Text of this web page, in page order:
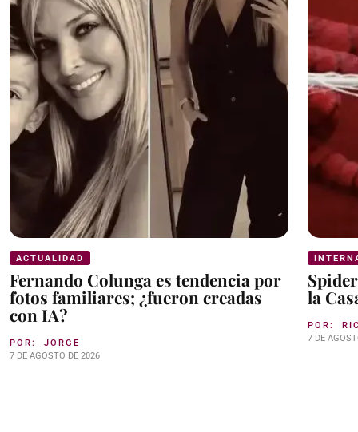
ACTUALIDAD
Fernando Colunga es tendencia por
fotos familiares; ¿fueron creadas
con IA?
POR: JORGE
7 DE AGOSTO DE 2026
la
POR:
7 DE